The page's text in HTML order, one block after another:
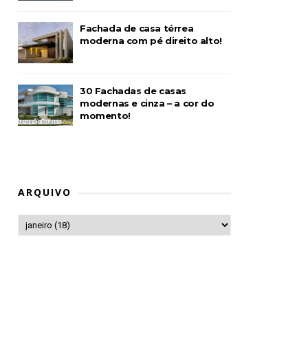
Fachada de casa térrea
moderna com pé direito alto!
30 Fachadas de casas
modernas e cinza – a cor do
momento!
ARQUIVO